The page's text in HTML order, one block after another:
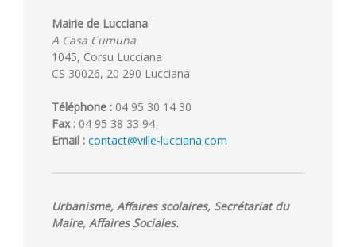
Mairie de Lucciana
A Casa Cumuna
1045, Corsu Lucciana
CS 30026, 20 290 Lucciana
Téléphone : 04 95 30 14 30
Fax : 04 95 38 33 94
Email : contact@ville-lucciana.com
Urbanisme, Affaires scolaires, Secrétariat du
Maire, Affaires Sociales.